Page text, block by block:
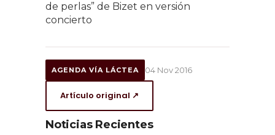
de perlas” de Bizet en versión
concierto
AGENDA VÍA LÁCTEA 04 Nov 2016
Artículo original ↗
Noticias Recientes